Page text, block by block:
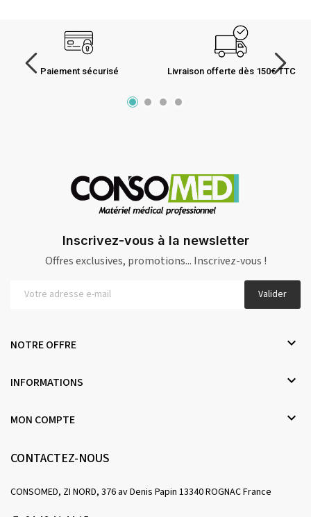
Paiement sécurisé Livraison offerte dès 150€ TTC
Inscrivez-vous à la newsletter
Offres exclusives, promotions... Inscrivez-vous !
Valider
NOTRE OFFRE 
INFORMATIONS 
MON COMPTE 
CONTACTEZ-NOUS
CONSOMED, ZI NORD, 376 av Denis Papin 13340 ROGNAC France